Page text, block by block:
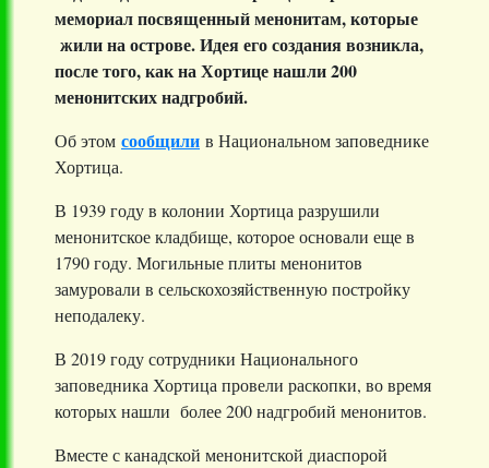
мемориал посвященный менонитам, которые
жили на острове. Идея его создания возникла,
после того, как на Хортице нашли 200
менонитских надгробий.
Об этом сообщили в Национальном заповеднике
Хортица.
В 1939 году в колонии Хортица разрушили
менонитское кладбище, которое основали еще в
1790 году. Могильные плиты менонитов
замуровали в сельскохозяйственную постройку
неподалеку.
В 2019 году сотрудники Национального
заповедника Хортица провели раскопки, во время
которых нашли более 200 надгробий менонитов.
Вместе с канадской менонитской диаспорой